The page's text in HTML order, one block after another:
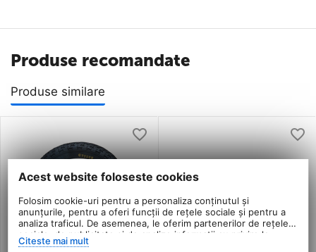
Produse recomandate
Produse similare
Acest website foloseste cookies
Folosim cookie-uri pentru a personaliza conținutul și
anunțurile, pentru a oferi funcții de rețele sociale și pentru a
analiza traficul. De asemenea, le oferim partenerilor de rețele
sociale, de publicitate și de analize informații cu privire la
modul în care folosiți site-ul nostru. Aceștia le pot combina cu
Citeste mai mult